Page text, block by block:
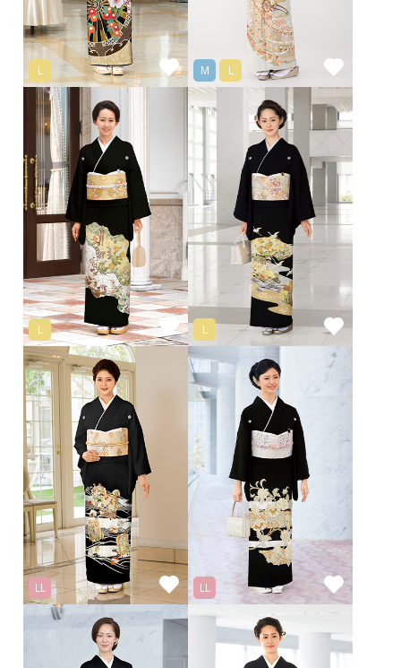
L M L
L L
LL LL